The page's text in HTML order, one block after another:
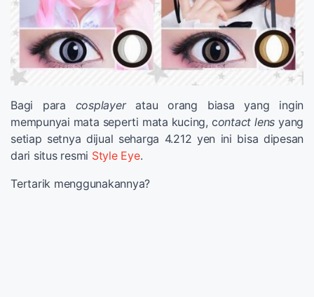
Bagi para cosplayeratau orang biasa yang ingin
mempunyai mata seperti mata kucing, contact lens yang
setiap setnya dijual seharga 4.212 yen ini bisa dipesan
dari situs resmi Style Eye.
Tertarik menggunakannya?